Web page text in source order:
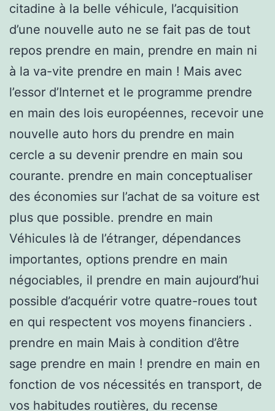
citadine à la belle véhicule, l’acquisition
d’une nouvelle auto ne se fait pas de tout
repos prendre en main, prendre en main ni
à la va-vite prendre en main ! Mais avec
l’essor d’Internet et le programme prendre
en main des lois européennes, recevoir une
nouvelle auto hors du prendre en main
cercle a su devenir prendre en main sou
courante. prendre en main conceptualiser
des économies sur l’achat de sa voiture est
plus que possible. prendre en main
Véhicules là de l’étranger, dépendances
importantes, options prendre en main
négociables, il prendre en main aujourd’hui
possible d’acquérir votre quatre-roues tout
en qui respectent vos moyens financiers .
prendre en main Mais à condition d’être
sage prendre en main ! prendre en main en
fonction de vos nécessités en transport, de
vos habitudes routières, du recense